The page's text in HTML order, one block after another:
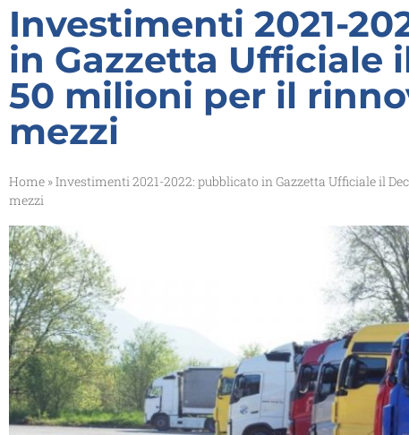
Investimenti 2021-
in Gazzetta Ufficiale
50 milioni per il
mezzi
Home »Investimenti 2021-2022: pubblicato in Gazzetta Ufficiale il
mezzi